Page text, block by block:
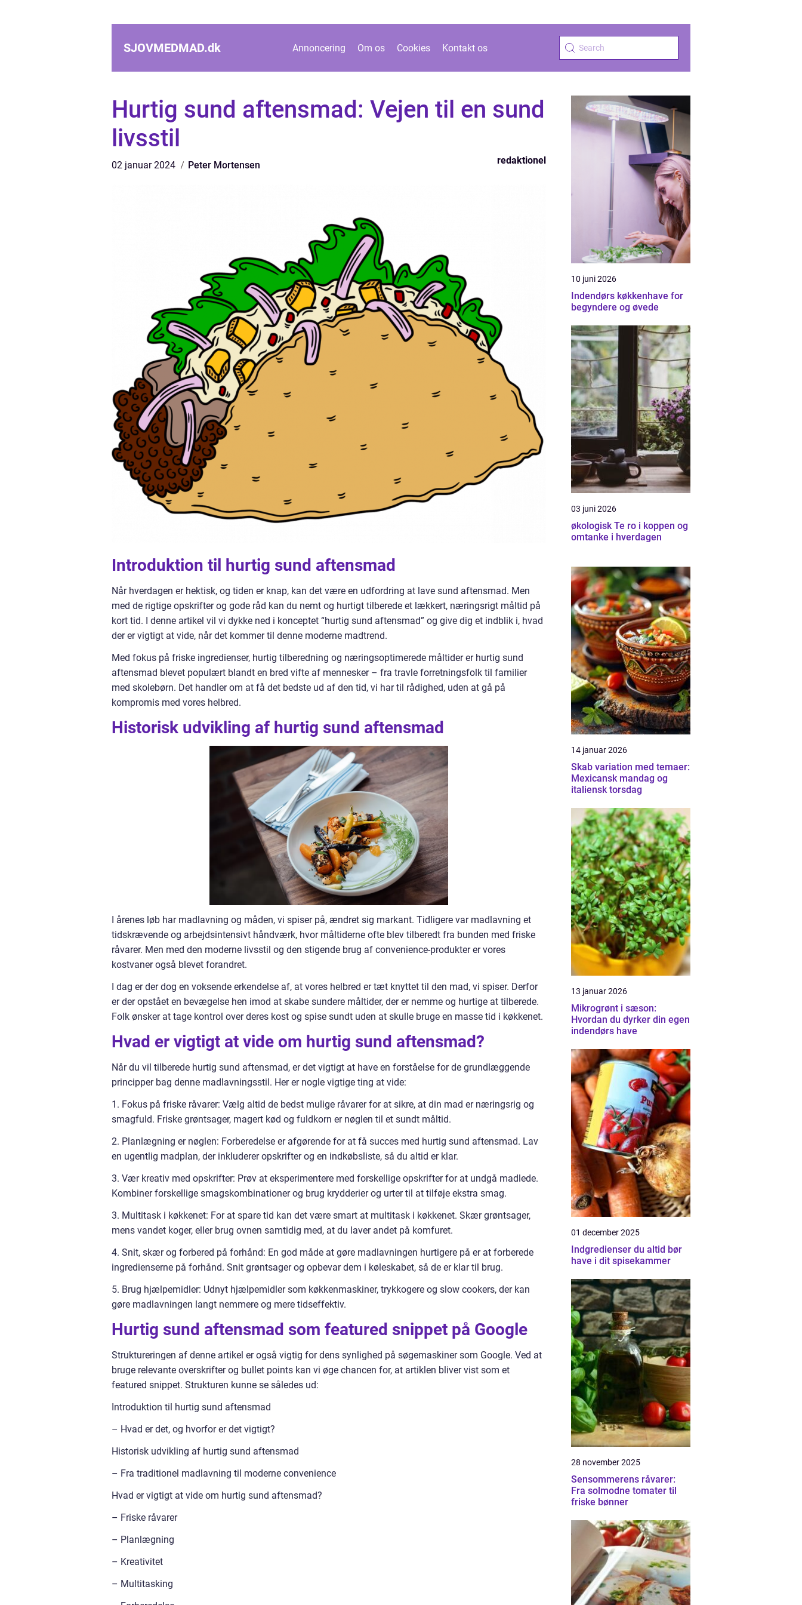
SJOVMEDMAD.dk Annoncering Om os Cookies Kontakt os
Hurtig sund aftensmad: Vejen til en sund
livsstil
02 januar 2024 Peter Mortensen redaktionel
Introduktion til hurtig sund aftensmad
Når hverdagen er hektisk, og tiden er knap, kan det være en udfordring at lave sund aftensmad. Men
med de rigtige opskrifter og gode råd kan du nemt og hurtigt tilberede et lækkert, næringsrigt måltid på
kort tid. I denne artikel vil vi dykke ned i konceptet “hurtig sund aftensmad” og give dig et indblik i, hvad
der er vigtigt at vide, når det kommer til denne moderne madtrend.
Med fokus på friske ingredienser, hurtig tilberedning og næringsoptimerede måltider er hurtig sund
aftensmad blevet populært blandt en bred vifte af mennesker – fra travle forretningsfolk til familier
med skolebørn. Det handler om at få det bedste ud af den tid, vi har til rådighed, uden at gå på
kompromis med vores helbred.
Historisk udvikling af hurtig sund aftensmad
I årenes løb har madlavning og måden, vi spiser på, ændret sig markant. Tidligere var madlavning et
tidskrævende og arbejdsintensivt håndværk, hvor måltiderne ofte blev tilberedt fra bunden med friske
råvarer. Men med den moderne livsstil og den stigende brug af convenience-produkter er vores
kostvaner også blevet forandret.
I dag er der dog en voksende erkendelse af, at vores helbred er tæt knyttet til den mad, vi spiser. Derfor
er der opstået en bevægelse hen imod at skabe sundere måltider, der er nemme og hurtige at tilberede.
Folk ønsker at tage kontrol over deres kost og spise sundt uden at skulle bruge en masse tid i køkkenet.
Hvad er vigtigt at vide om hurtig sund aftensmad?
Når du vil tilberede hurtig sund aftensmad, er det vigtigt at have en forståelse for de grundlæggende
principper bag denne madlavningsstil. Her er nogle vigtige ting at vide:
1. Fokus på friske råvarer: Vælg altid de bedst mulige råvarer for at sikre, at din mad er næringsrig og
smagfuld. Friske grøntsager, magert kød og fuldkorn er nøglen til et sundt måltid.
2. Planlægning er nøglen: Forberedelse er afgørende for at få succes med hurtig sund aftensmad. Lav
en ugentlig madplan, der inkluderer opskrifter og en indkøbsliste, så du altid er klar.
3. Vær kreativ med opskrifter: Prøv at eksperimentere med forskellige opskrifter for at undgå madlede.
Kombiner forskellige smagskombinationer og brug krydderier og urter til at tilføje ekstra smag.
3. Multitask i køkkenet: For at spare tid kan det være smart at multitask i køkkenet. Skær grøntsager,
mens vandet koger, eller brug ovnen samtidig med, at du laver andet på komfuret.
4. Snit, skær og forbered på forhånd: En god måde at gøre madlavningen hurtigere på er at forberede
ingredienserne på forhånd. Snit grøntsager og opbevar dem i køleskabet, så de er klar til brug.
5. Brug hjælpemidler: Udnyt hjælpemidler som køkkenmaskiner, trykkogere og slow cookers, der kan
gøre madlavningen langt nemmere og mere tidseffektiv.
Hurtig sund aftensmad som featured snippet på Google
Struktureringen af denne artikel er også vigtig for dens synlighed på søgemaskiner som Google. Ved at
bruge relevante overskrifter og bullet points kan vi øge chancen for, at artiklen bliver vist som et
featured snippet. Strukturen kunne se således ud:
Introduktion til hurtig sund aftensmad
– Hvad er det, og hvorfor er det vigtigt?
Historisk udvikling af hurtig sund aftensmad
– Fra traditionel madlavning til moderne convenience
Hvad er vigtigt at vide om hurtig sund aftensmad?
– Friske råvarer
– Planlægning
– Kreativitet
– Multitasking
10 juni 2026
Indendørs køkkenhave for
begyndere og øvede
03 juni 2026
økologisk Te ro i koppen og
omtanke i hverdagen
14 januar 2026
Skab variation med temaer:
Mexicansk mandag og
italiensk torsdag
13 januar 2026
Mikrogrønt i sæson:
Hvordan du dyrker din egen
indendørs have
01 december 2025
Indgredienser du altid bør
have i dit spisekammer
28 november 2025
Sensommerens råvarer:
Fra solmodne tomater til
friske bønner